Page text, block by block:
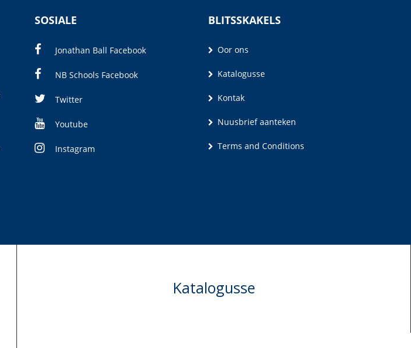
SOSIALE
Jonathan Ball Facebook
NB Schools Facebook
Twitter
Youtube
Instagram
BLITSSKAKELS
Oor ons
Katalogusse
Kontak
Nuusbrief aanteken
Terms and Conditions
Katalogusse